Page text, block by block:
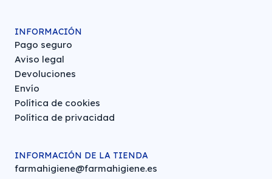
INFORMACIÓN
Pago seguro
Aviso legal
Devoluciones
Envío
Política de cookies
Política de privacidad
INFORMACIÓN DE LA TIENDA
farmahigiene@farmahigiene.es